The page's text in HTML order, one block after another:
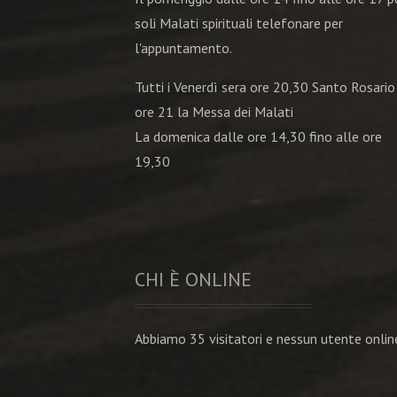
soli Malati spirituali telefonare per
l'appuntamento.
Tutti i Venerdì sera ore 20,30 Santo Rosario
ore 21 la Messa dei Malati
La domenica dalle ore 14,30 fino alle ore
19,30
CHI È ONLINE
Abbiamo 35 visitatori e nessun utente